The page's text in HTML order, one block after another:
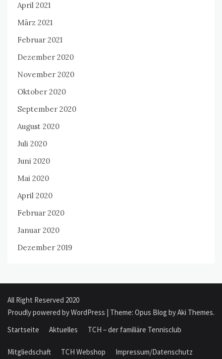
April 2021
März 2021
Februar 2021
Dezember 2020
November 2020
Oktober 2020
September 2020
August 2020
Juli 2020
Juni 2020
Mai 2020
April 2020
Februar 2020
Januar 2020
Dezember 2019
All Right Reserved 2020
Proudly powered by WordPress | Theme: Opus Blog byAki Themes.
Startseite
Aktuelles TCH – der familiäre Tennisclub
Mitgliedschaft TCH Webshop Impressum/Datenschutz